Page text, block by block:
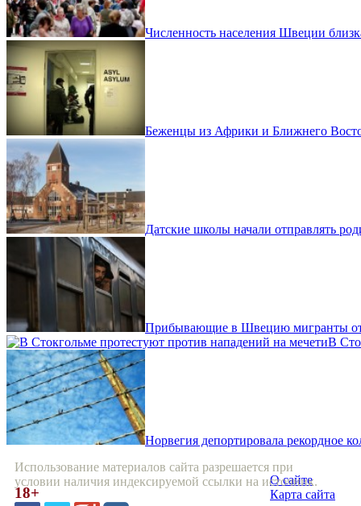
Численность населения Швеции
Беженцы из Африки и Ближнего
Датские школы начали отправлять
Прибывающие в Швецию мигранты
В
Норвегия депортировала рекордное
Использование материалов сайта разрешается при
условии наличия индексируемой ссылки на источник.
18+
О сайте
Карта сайта